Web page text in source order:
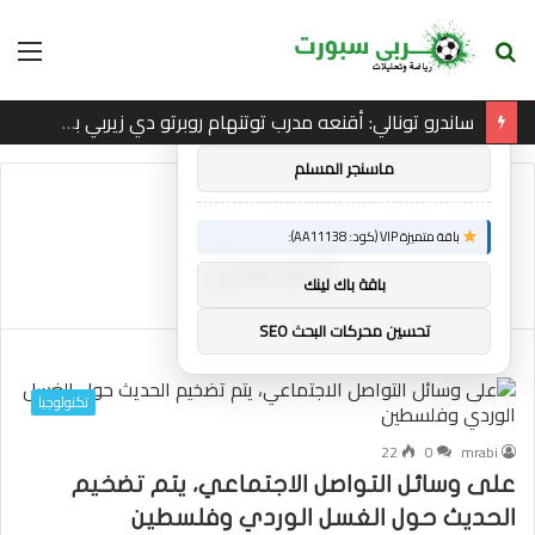
بحث
ساندرو تونالي: أقنعه مدرب توتنهام روبرتو دي زيربي بسرعة بالتوقيع
الرئيسية/الغسل
الغسل
تكنولوجيا
mrabi
0
22
على وسائل التواصل الاجتماعي، يتم تضخيم
الحديث حول الغسل الوردي وفلسطين
توصيات :
باقة متميزة VIP (كود: AA26790):
ماسنجر المسلم
باقة متميزة VIP (كود: AA11138):
باقة باك لينك
تحسين محركات البحث SEO